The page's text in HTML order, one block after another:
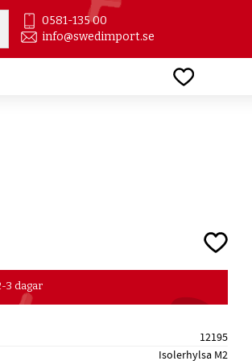
0581-135 00
info@swedimport.se
Lägg
3 dagar
12195
Isolerhylsa M2